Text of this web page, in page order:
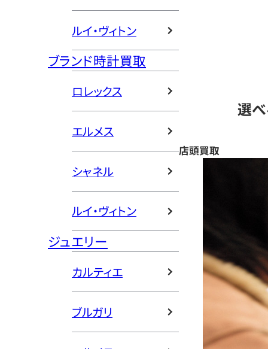
ルイ・ヴィトン
ブランド時計買取
ロレックス
エルメス
シャネル
ルイ・ヴィトン
ジュエリー
カルティエ
ブルガリ
選
店頭買取